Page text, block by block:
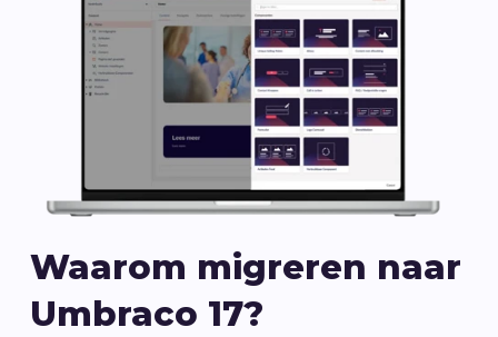
Waarom migreren naar
Umbraco 17?